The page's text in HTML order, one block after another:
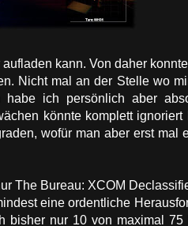
kann. Von daher
Nicht mal an der Stelle wo
ich persönlich aber
könnte komplett ignoriert
wofür man aber erst mal
The Bureau: XCOM
eine ordentliche
bisher nur 10 von maximal 75